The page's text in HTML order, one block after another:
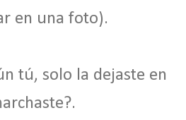
en una foto).
tú, solo la dejaste en